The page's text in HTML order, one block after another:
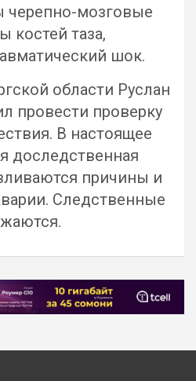
черепно-мозговые
костей таза,
шок.
области Руслан
провести проверку
В настоящее
доследственная
причины и
Следственные